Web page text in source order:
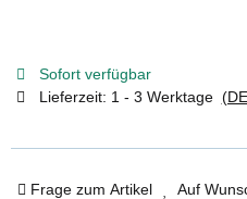
Sofort verfügbar
Lieferzeit: 1 - 3 Werktage
Frage zum Artikel Auf